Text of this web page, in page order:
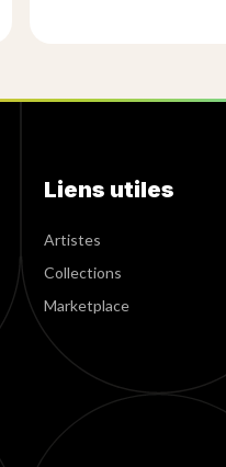
Liens utiles
Artistes
Collections
Marketplace